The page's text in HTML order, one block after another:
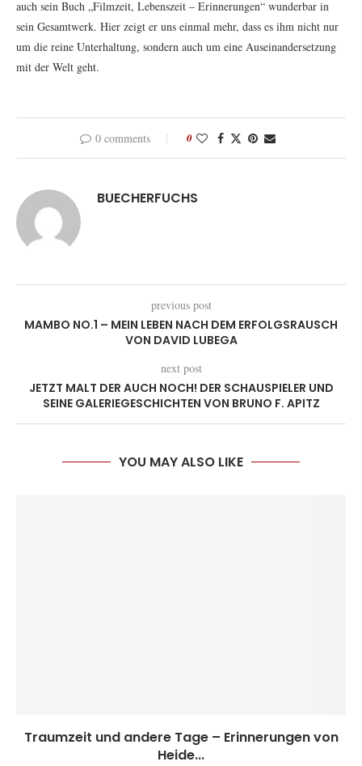
auch sein Buch „Filmzeit, Lebenszeit – Erinnerungen“ wunderbar in
sein Gesamtwerk. Hier zeigt er uns einmal mehr, dass es ihm nicht nur
um die reine Unterhaltung, sondern auch um eine Auseinandersetzung
mit der Welt geht.
0 comments 0
BUECHERFUCHS
previous post
MAMBO NO.1 – MEIN LEBEN NACH DEM ERFOLGSRAUSCH
VON DAVID LUBEGA
next post
JETZT MALT DER AUCH NOCH! DER SCHAUSPIELER UND
SEINE GALERIEGESCHICHTEN VON BRUNO F. APITZ
YOU MAY ALSO LIKE
Traumzeit und andere Tage – Erinnerungen von
Heide...